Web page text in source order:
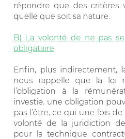
répondre que des critères
quelle que soit sa nature.
B) La volonté de ne pas
obligataire
Enfin, plus indirectement,
nous rappelle que la loi
l’obligation à la
investie, une obligation
pas l’être, ce qui une fois
volonté de la juridiction
pour la technique